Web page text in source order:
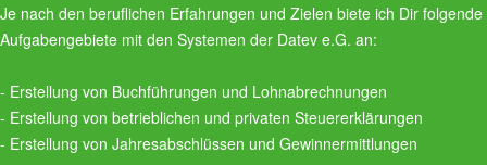
Je nach den beruflichen Erfahrungen und Zielen biete ich Dir folgende
Aufgabengebiete mit den Systemen der Datev e.G. an:
- Erstellung von Buchführungen und Lohnabrechnungen
- Erstellung von betrieblichen und privaten Steuererklärungen
- Erstellung von Jahresabschlüssen und Gewinnermittlungen